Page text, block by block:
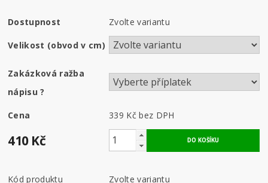
Dostupnost Zvolte variantu
Velikost (obvod v cm)
Zakázková ražba
nápisu?
Cena 339 Kč bez DPH
410 Kč
Kód produktu
Zvolte variantu